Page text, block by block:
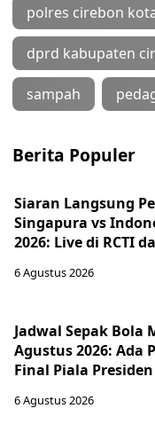
polres cirebon
dprd kabupaten
sampah
Berita Populer
Siaran Langsung
Singapura vs
2026: Live di RCTI
6 Agustus 2026
Jadwal Sepak Bola
Agustus 2026: Ada
Final Piala
6 Agustus 2026